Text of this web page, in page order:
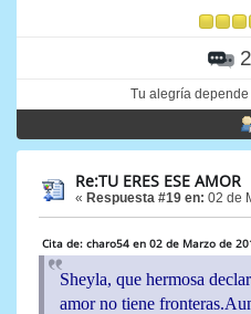
Tu alegría
Re:TU ERES ESE AMOR
« Respuesta #19 en: 02 de
Cita de: charo54 en 02 de Marzo de
Sheyla, que hermosa
amor no tiene